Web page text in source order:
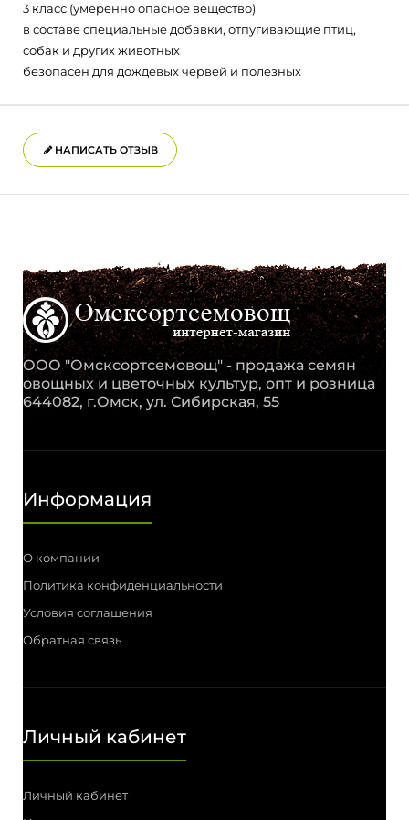
3 класс (умеренно опасное вещество)
в составе специальные добавки, отпугивающие птиц,
собак и других животных
безопасен для дождевых червей и полезных
НАПИСАТЬ ОТЗЫВ
ООО "Омсксортсемовощ" - продажа семян
овощных и цветочных культур, опт и розница
644082, г.Омск, ул. Сибирская, 55
Информация
О компании
Политика конфиденциальности
Условия соглашения
Обратная связь
Личный кабинет
Личный кабинет